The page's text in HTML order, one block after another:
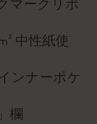
マークリボ
中性紙使
ンナーポケ
欄